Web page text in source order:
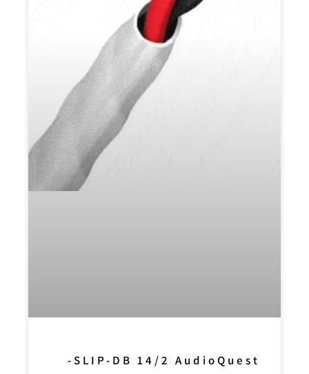
SLIP-DB 14/2 AudioQuest-